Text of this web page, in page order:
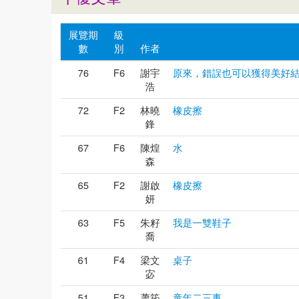
展覽期
數
級
別
作者
76
F6
謝宇
浩
原來，錯誤也可以獲得美好
72 F2
林曉
鋒
橡皮擦
67 F6
陳煌
森
水
65 F2
謝啟
妍
橡皮擦
63 F5
朱籽
喬
我是一雙鞋子
61 F4
梁文
宓
桌子